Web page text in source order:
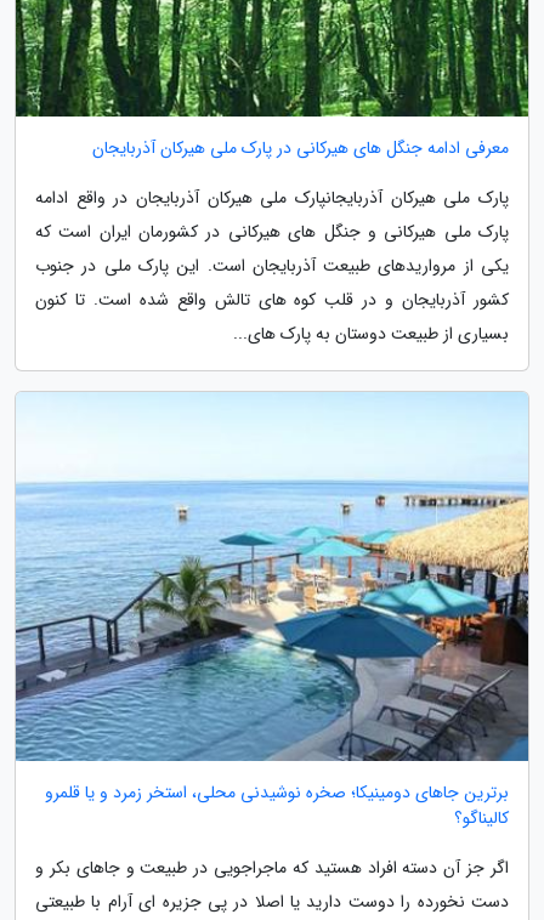
معرفی ادامه جنگل های هیرکانی در پارک ملی هیرکان آذربایجان
پارک ملی هیرکان آذربایجانپارک ملی هیرکان آذربایجان در واقع ادامه
پارک ملی هیرکانی و جنگل های هیرکانی در کشورمان ایران است که
یکی از مرواریدهای طبیعت آذربایجان است. این پارک ملی در جنوب
کشور آذربایجان و در قلب کوه های تالش واقع شده است. تا کنون
بسیاری از طبیعت دوستان به پارک های...
برترین جاهای دومینیکا؛ صخره نوشیدنی محلی، استخر زمرد و یا قلمرو
کالیناگو؟
اگر جز آن دسته افراد هستید که ماجراجویی در طبیعت و جاهای بکر و
دست نخورده را دوست دارید یا اصلا در پی جزیره ای آرام با طبیعتی